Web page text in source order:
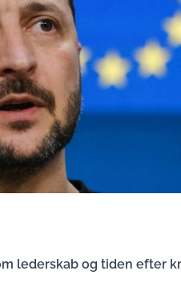
lederskab og tiden efter